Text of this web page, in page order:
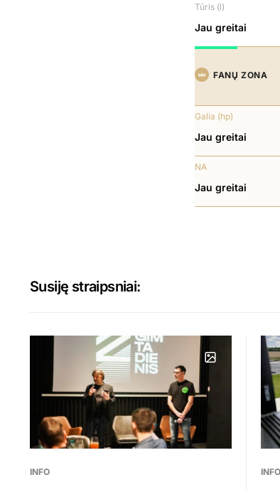
Tūris (l)
Jau greitai
FANŲ ZONA
Galia (hp)
Jau greitai
NA
Jau greitai
Susiję straipsniai:
INFO INFO